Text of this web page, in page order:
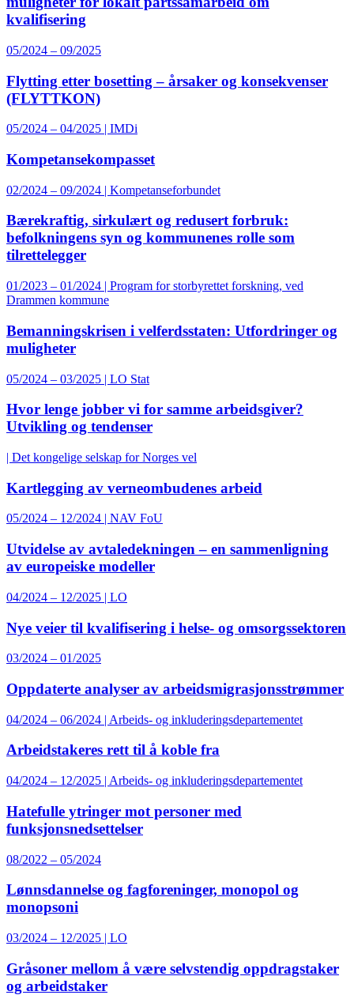
kvalifisering
05/2024 – 09/2025
Flytting etter bosetting – årsaker og konsekvenser
(FLYTTKON)
05/2024 – 04/2025 | IMDi
Kompetansekompasset
02/2024 – 09/2024 | Kompetanseforbundet
Bærekraftig, sirkulært og redusert forbruk:
befolkningens syn og kommunenes rolle som
tilrettelegger
01/2023 – 01/2024 | Program for storbyrettet forskning, ved
Drammen kommune
Bemanningskrisen i velferdsstaten: Utfordringer og
muligheter
05/2024 – 03/2025 | LO Stat
Hvor lenge jobber vi for samme arbeidsgiver?
Utvikling og tendenser
| Det kongelige selskap for Norges vel
Kartlegging av verneombudenes arbeid
05/2024 – 12/2024 | NAV FoU
Utvidelse av avtaledekningen – en sammenligning
av europeiske modeller
04/2024 – 12/2025 | LO
Nye veier til kvalifisering i helse- og omsorgssektoren
03/2024 – 01/2025
Oppdaterte analyser av arbeidsmigrasjonsstrømmer
04/2024 – 06/2024 | Arbeids- og inkluderingsdepartementet
Arbeidstakeres rett til å koble fra
04/2024 – 12/2025 | Arbeids- og inkluderingsdepartementet
Hatefulle ytringer mot personer med
funksjonsnedsettelser
08/2022 – 05/2024
Lønnsdannelse og fagforeninger, monopol og
monopsoni
03/2024 – 12/2025 | LO
Gråsoner mellom å være selvstendig oppdragstaker
og arbeidstaker